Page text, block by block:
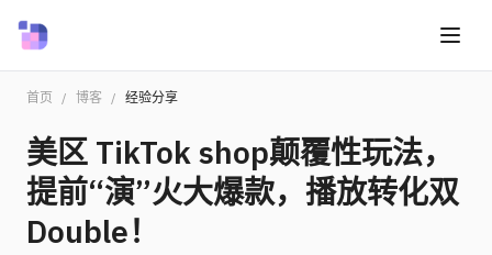
首页 / 博客 / 经验分享
美区 TikTok shop颠覆性玩法，
提前“演”火大爆款，播放转化双
Double！